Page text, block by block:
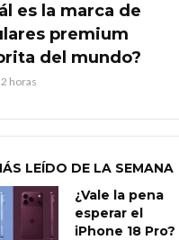
es la marca de
premium
del mundo?
horas
LEÍDO DE LA SEMANA
¿Vale la pena
esperar el
iPhone 18 Pro?